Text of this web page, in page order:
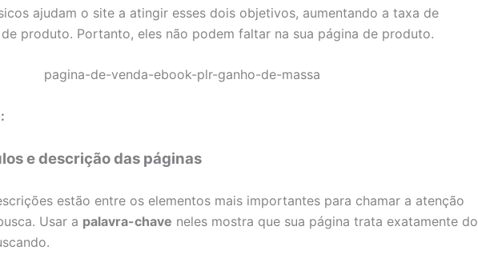
ajudam o site a atingir esses dois objetivos, aumentando a taxa de
produto. Portanto, eles não podem faltar na sua página de produto.
e descrição das páginas
estão entre os elementos mais importantes para chamar a atenção
Usar a palavra-chave neles mostra que sua página trata exatamente do